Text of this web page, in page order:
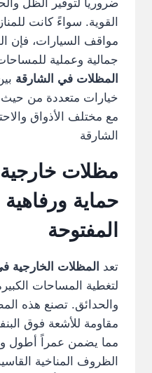
ضرورياً لتوفير الظل
القوية. سواءً كانت
مواقف السيارات، فإن
جمالية وعملية
المظلات في الشارقة
خيارات متعددة من حيث
مع مختلف الأذواق
الشارقة
مظلات
حماية
المفتوحة
تعد المظلات الخارجية
لتغطية المساحات
والحدائق. تصنع هذه
مقاومة للأشعة فوق
مما يضمن عمراً أطول
الظروف المناخية